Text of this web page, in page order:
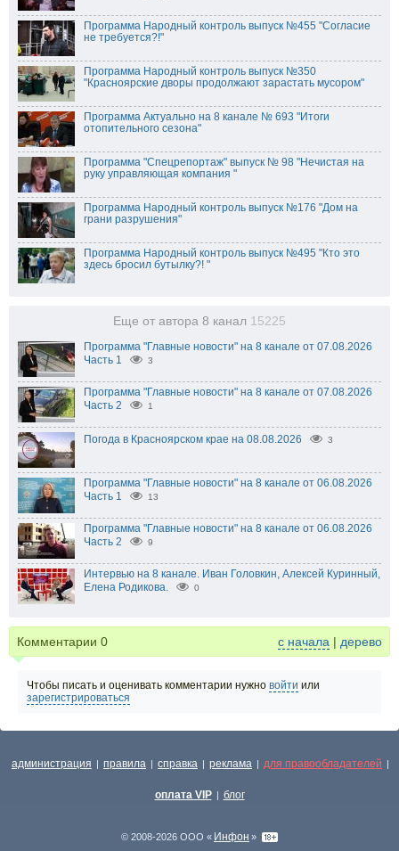
Программа Народный контроль выпуск №455 "Согласие
не требуется?!"
Программа Народный контроль выпуск №350
"Красноярские дворы продолжают зарастать мусором"
Программа Актуально на 8 канале № 693 "Итоги
отопительного сезона"
Программа "Спецрепортаж" выпуск № 98 "Нечистая на
руку управляющая компания "
Программа Народный контроль выпуск №176 "Дом на
грани разрушения"
Программа Народный контроль выпуск №495 "Кто это
здесь бросил бутылку?! "
Еще от автора 8 канал 15225
Программа "Главные новости" на 8 канале от 07.08.2026
Часть 1
3
Программа "Главные новости" на 8 канале от 07.08.2026
Часть 2
1
Погода в Красноярском крае на 08.08.2026 3
Программа "Главные новости" на 8 канале от 06.08.2026
Часть 1
13
Программа "Главные новости" на 8 канале от 06.08.2026
Часть 2
9
Интервью на 8 канале. Иван Головкин, Алексей Куринный,
Елена Родикова.
0
Комментарии 0 с начала | дерево
Чтобы писать и оценивать комментарии нужно войти или
зарегистрироваться
администрация | правила | справка | реклама | для правообладателей |
оплата VIP | блог
© 2008-2026 ООО « Инфон »